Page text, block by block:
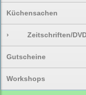
Küchensachen
› Zeitschriften/
Gutscheine
Workshops